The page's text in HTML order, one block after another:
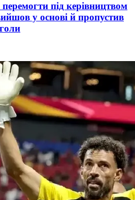
під керівництвом
у основі й пропустив